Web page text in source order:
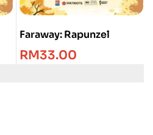
Faraway: Rapunzel
RM33.00